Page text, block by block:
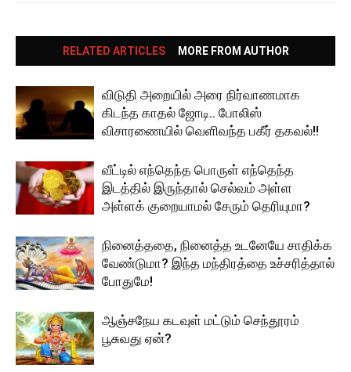
RELATED ARTICLES MORE FROM AUTHOR
விடுதி அறையில் அரை நிர்வாணமாக
கிடந்த காதல் ஜோடி.. போலிஸ்
விசாரணையில் வெளிவந்த பகீர் தகவல்!!
வீட்டில் எந்தெந்த பொருள் எந்தெந்த
இடத்தில் இருந்தால் செல்வம் அள்ள
அள்ளக் குறையாமல் சேரும் தெரியுமா?
நினைத்ததை, நினைத்த உடனேயே சாதிக்க
வேண்டுமா? இந்த மந்திரத்தை உச்சரித்தால்
போதுமே!
ஆஞ்சநேய கடவுள் மட்டும் செந்தூரம்
பூசுவது ஏன்?